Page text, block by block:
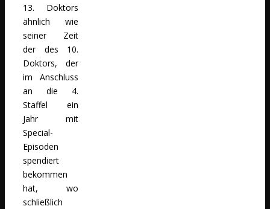
13. Doktors
ähnlich wie
seiner Zeit
der des 10.
Doktors, der
im Anschluss
an die 4.
Staffel ein
Jahr mit
Special-
Episoden
spendiert
bekommen
hat, wo
schließlich